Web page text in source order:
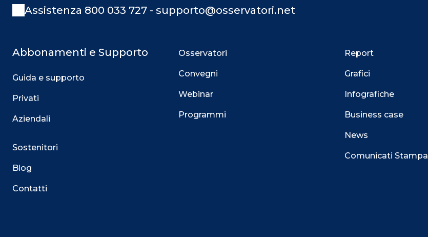
Assistenza 800 033 727 - supporto@osservatori.net
Abbonamenti e Supporto
Guida e supporto
Privati
Aziendali
Sostenitori
Blog
Contatti
Osservatori
Convegni
Webinar
Programmi
Report
Grafici
Infografiche
Business case
News
Comunicati Stampa